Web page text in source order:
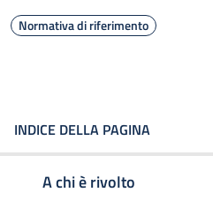
Normativa di riferimento
INDICE DELLA PAGINA
A chi è rivolto